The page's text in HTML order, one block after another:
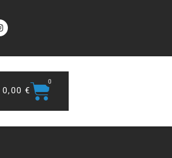
0,00 €
0